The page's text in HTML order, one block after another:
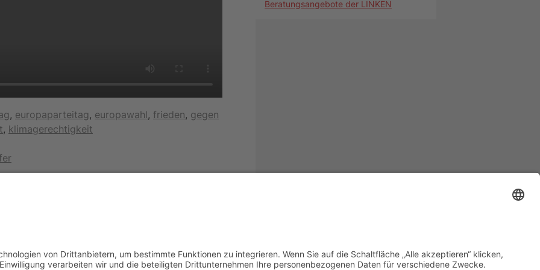
, europaparteitag, europawahl, frieden, gegen
, klimagerechtigkeit